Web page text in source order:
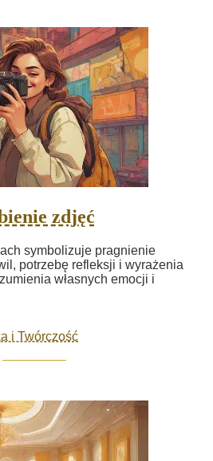
zdjęć
symbolizuje pragnienie
potrzebę refleksji i wyrażenia
własnych emocji i
i Twórczość